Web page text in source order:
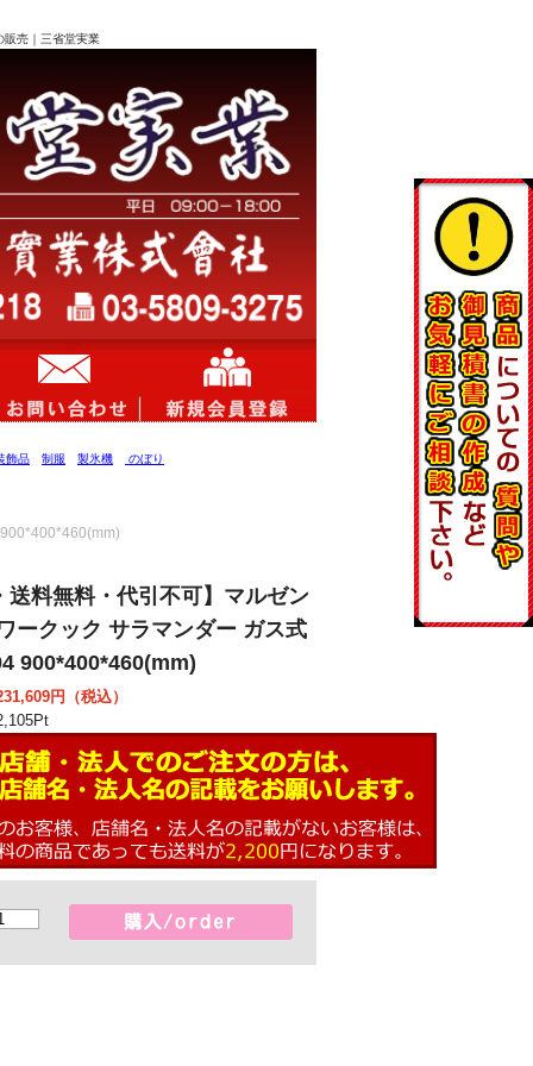
販売｜三省堂実業
飾品 制服 製氷機 のぼり
送料無料・代引不可】マルゼン
ークック サラマンダー ガス式
900*400*460(mm)
円（税込）
Pt